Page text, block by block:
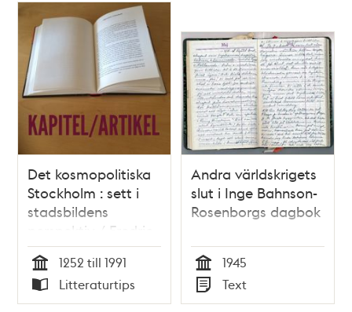
Det kosmopolitiska
Stockholm : sett i
stadsbildens
perspektiv / Fredric
Bedoire
Tid
1252 till 1991
Typ
Litteraturtips
Andra världskrigets
slut i Inge Bahnson-
Rosenborgs dagbok
Tid
1945
Typ
Text